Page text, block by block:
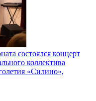
состоялся концерт
коллектива
«Силино»,